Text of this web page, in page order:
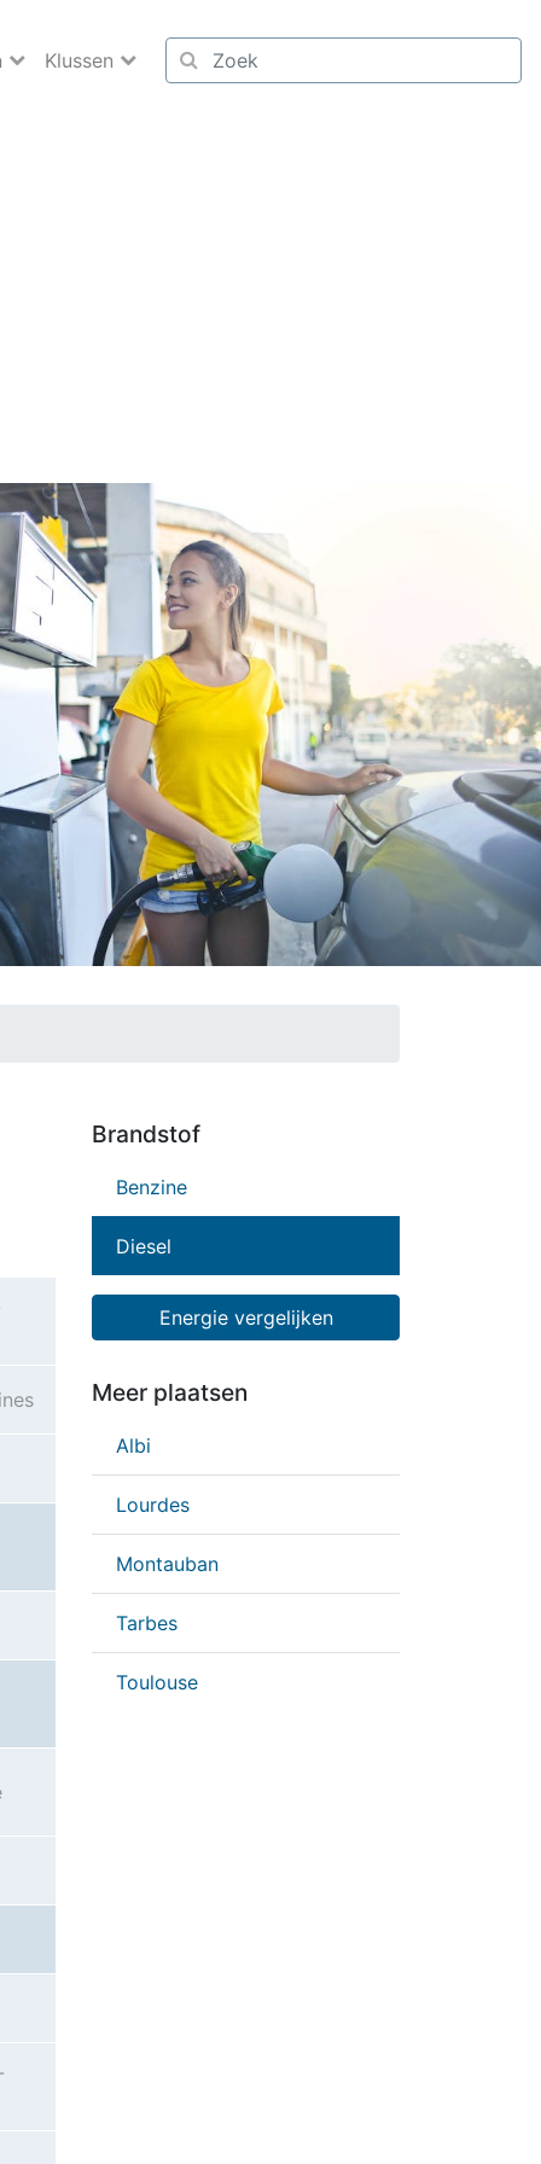
Klussen
Brandstof
Benzine
Diesel
Energie vergelijken
Meer plaatsen
Albi
Lourdes
Montauban
Tarbes
Toulouse